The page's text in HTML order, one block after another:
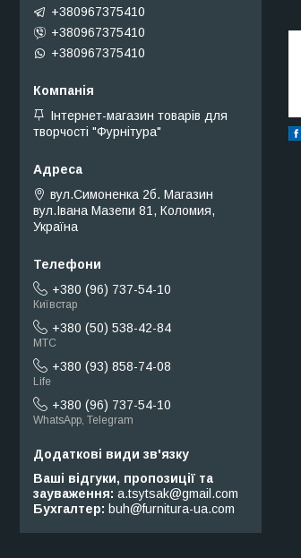
+380967375410
+380967375410
+380967375410
Інтернет-магазин товарів для
творчості "Фурнітура"
вул.Симоненка 2б. Магазин
вул.Івана Мазепи 81, Коломия,
Україна
+380 (96) 737-54-10
Київстар
+380 (50) 538-42-84
МТС
+380 (93) 858-74-08
Life
+380 (96) 737-54-10
WhatsApp, Telegram
Ваші відгуки, пропозиції та
зауваження a.tsytsak@gmail.com
Бухгалтер
buh@furnitura-ua.com